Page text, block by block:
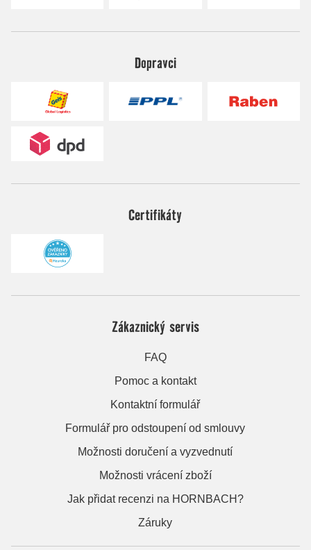
Dopravci
Certifikáty
Zákaznický servis
FAQ
Pomoc a kontakt
Kontaktní formulář
Formulář pro odstoupení od smlouvy
Možnosti doručení a vyzvednutí
Možnosti vrácení zboží
Jak přidat recenzi na HORNBACH?
Záruky